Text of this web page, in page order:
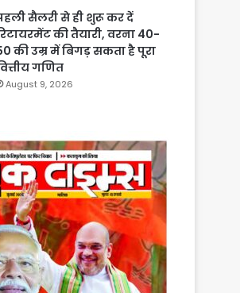
सैलरी से ही शुरू कर दें
की तैयारी, वरना 40-
की उम्र में बिगड़ सकता है पूरा
गणित
August 9, 2026